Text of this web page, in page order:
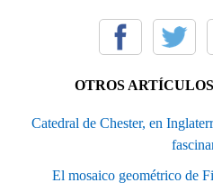
OTROS
Catedral de Chester, en
El mosaico geométrico de